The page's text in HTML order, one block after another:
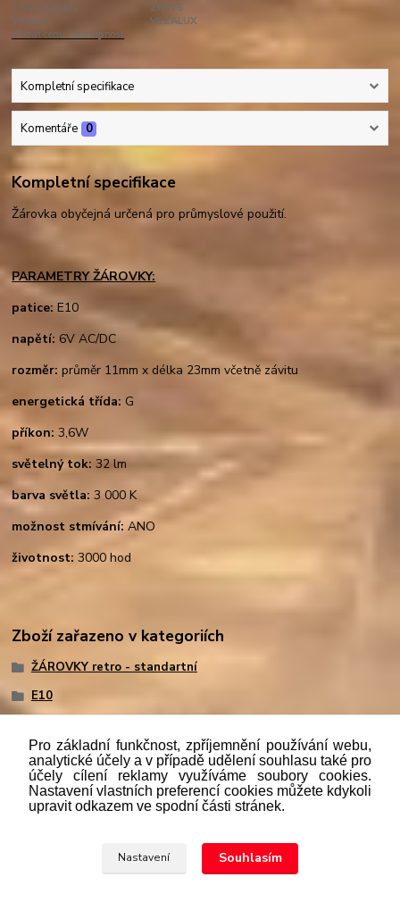
Číslo produktu:
ZR075
Výrobce:
VEZALUX
Hlídat cenu / dostupnost
Kompletní specifikace
Komentáře 0
Kompletní specifikace
Žárovka obyčejná určená pro průmyslové použití.
PARAMETRY ŽÁROVKY:
patice: E10
napětí: 6V AC/DC
rozměr: průměr 11mm x délka 23mm včetně závitu
energetická třída: G
příkon: 3,6W
světelný tok: 32 lm
barva světla: 3 000 K
možnost stmívání: ANO
životnost: 3000 hod
Zboží zařazeno v kategoriích
ŽÁROVKY retro - standartní
E10
Podlezákona č. 112/mmmmm2016 Sb. o evidenci tržeb je
prodávající povinen vystavit kupujícímu účtenku. Zároveň je
případě technického výpadku pak nejpozději do 48 hodin.“
Upravit sběr cookies.
Pro základní funkčnost, zpříjemnění používání webu,
analytické účely a v případě udělení souhlasu také pro
účely cílení reklamy využíváme soubory cookies.
Nastavení vlastních preferencí cookies můžete kdykoli
upravit odkazem ve spodní části stránek.
Nastavení Souhlasím